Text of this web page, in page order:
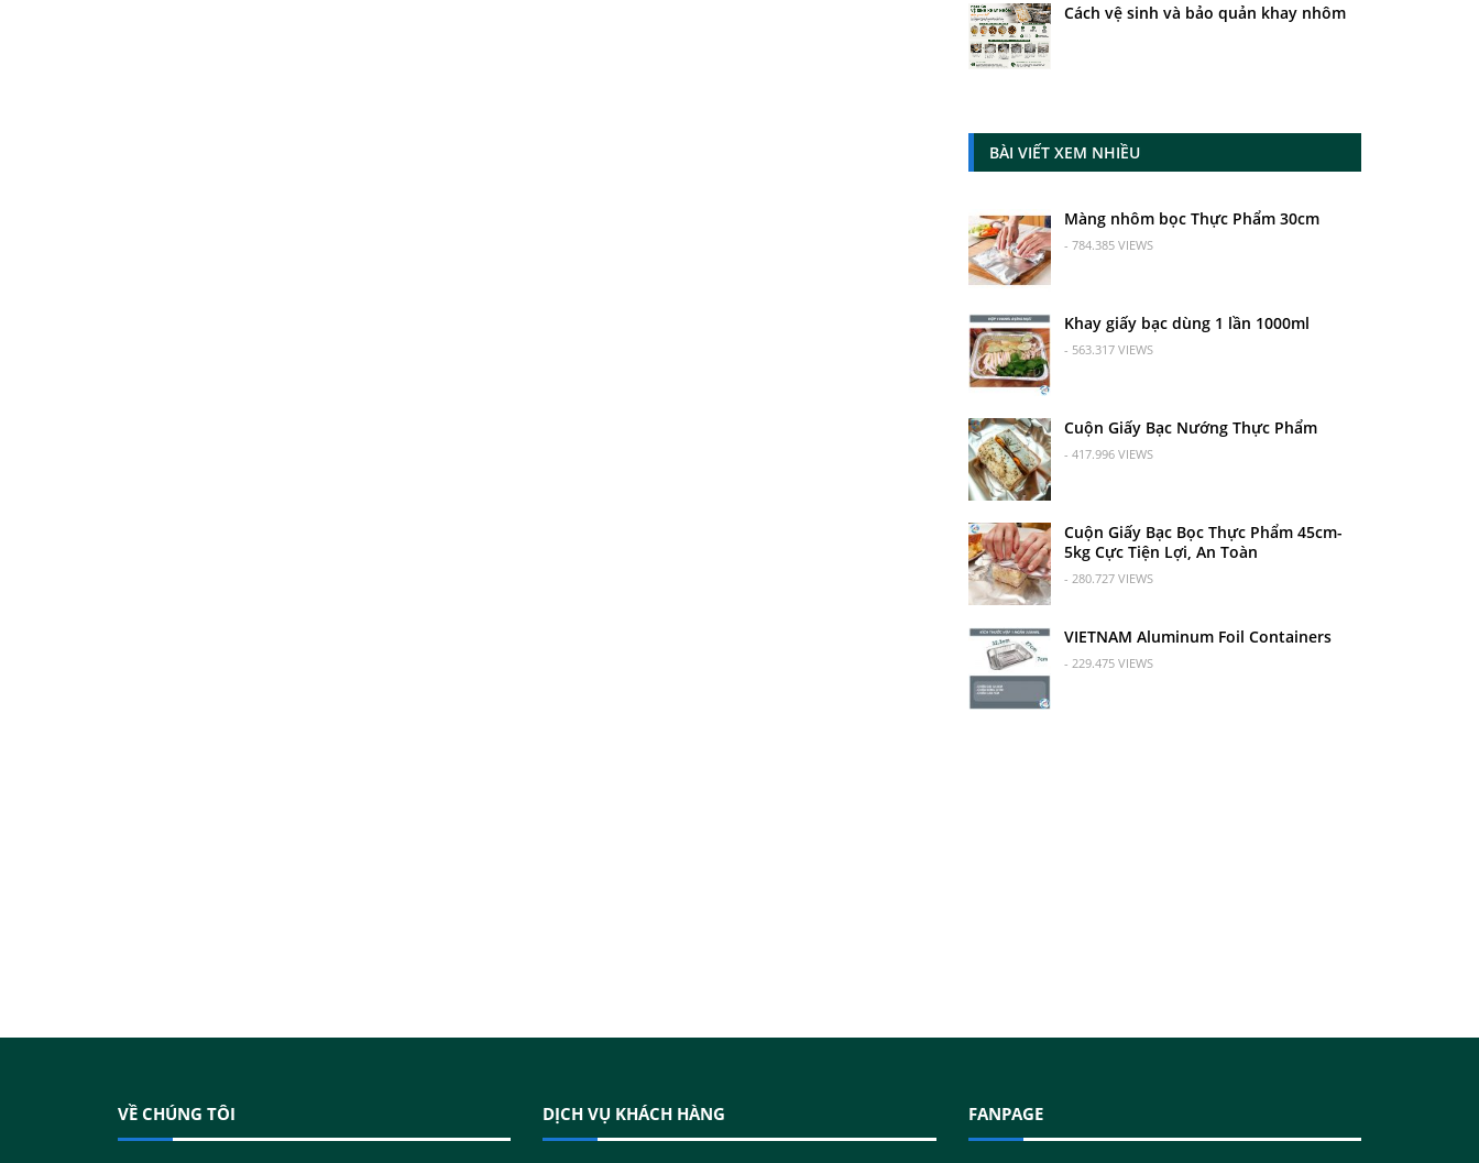
Cách vệ sinh và bảo quản khay nhôm
BÀI VIẾT XEM NHIỀU
Màng nhôm bọc Thực Phẩm 30cm
- 784.385 VIEWS
Khay giấy bạc dùng 1 lần 1000ml
- 563.317 VIEWS
Cuộn Giấy Bạc Nướng Thực Phẩm
- 417.996 VIEWS
Cuộn Giấy Bạc Bọc Thực Phẩm 45cm-
5kg Cực Tiện Lợi, An Toàn
- 280.727 VIEWS
VIETNAM Aluminum Foil Containers
- 229.475 VIEWS
VỀ CHÚNG TÔI DỊCH VỤ KHÁCH HÀNG FANPAGE